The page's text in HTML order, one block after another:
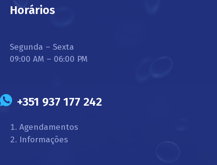
Horários
Segunda – Sexta
09:00 AM – 06:00 PM
+351 937 177 242
Agendamentos
Informações